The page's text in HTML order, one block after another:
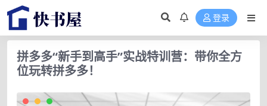
登录
拼多多“新手到高手”实战特训营：带你全方
位玩转拼多多！